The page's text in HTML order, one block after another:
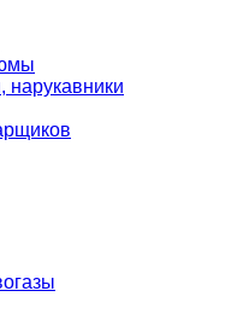
нарукавники